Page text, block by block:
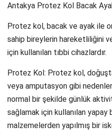
Antakya Protez Kol Bacak
Protez kol, bacak ve ayak ile
sahip bireylerin hareketliliğini
için kullanılan tıbbi cihazlardır.
Protez Kol: Protez kol,
veya amputasyon gibi
normal bir şekilde günlük
sağlamak için kullanılan
malzemelerden yapılmış bir